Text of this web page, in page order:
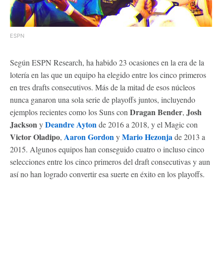
ESPN
Según ESPN Research, ha habido 23 ocasiones en la era de la
lotería en las que un equipo ha elegido entre los cinco primeros
en tres drafts consecutivos. Más de la mitad de esos núcleos
nunca ganaron una sola serie de playoffs juntos, incluyendo
ejemplos recientes como los Suns conDragan Bender, Josh
JacksonyDeandre Aytonde 2016 a 2018, y el Magic con
Victor Oladipo, Aaron GordonyMario Hezonjade 2013 a
2015. Algunos equipos han conseguido cuatro o incluso cinco
selecciones entre los cinco primeros del draft consecutivas y aun
así no han logrado convertir esa suerte en éxito en los playoffs.